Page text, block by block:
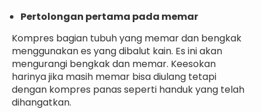
Pertolongan pertama pada memar
Kompres bagian tubuh yang memar dan bengkak
menggunakan es yang dibalut kain. Es ini akan
mengurangi bengkak dan memar. Keesokan
harinya jika masih memar bisa diulang tetapi
dengan kompres panas seperti handuk yang telah
dihangatkan.